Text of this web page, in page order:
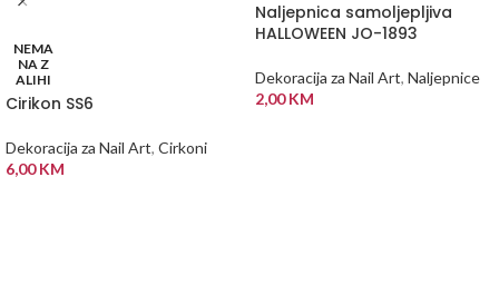
NEMA
NA Z
ALIHI
Cirikon SS6
Dekoracija za Nail Art, Cirkoni
6,00KM
Naljepnica samoljepljiva
HALLOWEEN JO-1893
Dekoracija za Nail Art, Naljepnice
2,00KM